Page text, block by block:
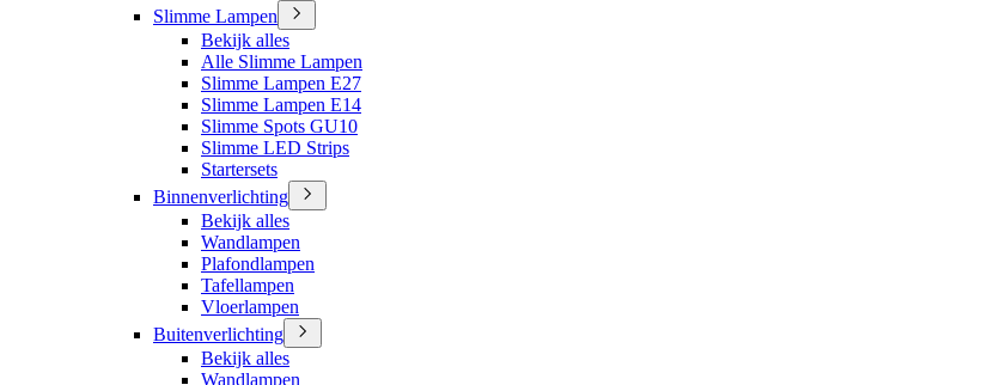
Slimme Lampen
Bekijk alles
Alle Slimme Lampen
Slimme Lampen E27
Slimme Lampen E14
Slimme Spots GU10
Slimme LED Strips
Startersets
Binnenverlichting
Bekijk alles
Wandlampen
Plafondlampen
Tafellampen
Vloerlampen
Buitenverlichting
Bekijk alles
Wandlampen